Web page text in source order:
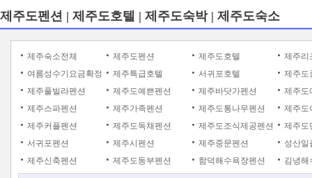
제주도펜션 | 제주도호텔 | 제주도숙박 | 제주도숙소
제주숙소전체 제주도펜션 제주도호텔
제주리
여름성수기요금확정
제주특급호텔 서귀포호텔
제주도
제주풀빌라펜션
제주도예쁜펜션 제주바닷가펜션
제주도
제주스파펜션
제주가족펜션 제주도통나무펜션
제주도
제주커플펜션
제주도독채펜션 제주도조식제공펜션
제주도
서귀포펜션
제주시펜션 제주중문펜션
성산일
제주신축펜션
제주도동부펜션 함덕해수욕장펜션 김녕해